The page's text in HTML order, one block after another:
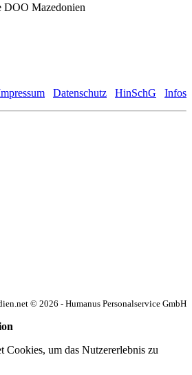
DOO Mazedonien
Datenschutz HinSchG Infos
© 2026 - Humanus Personalservice GmbH
Cookies, um das Nutzererlebnis zu